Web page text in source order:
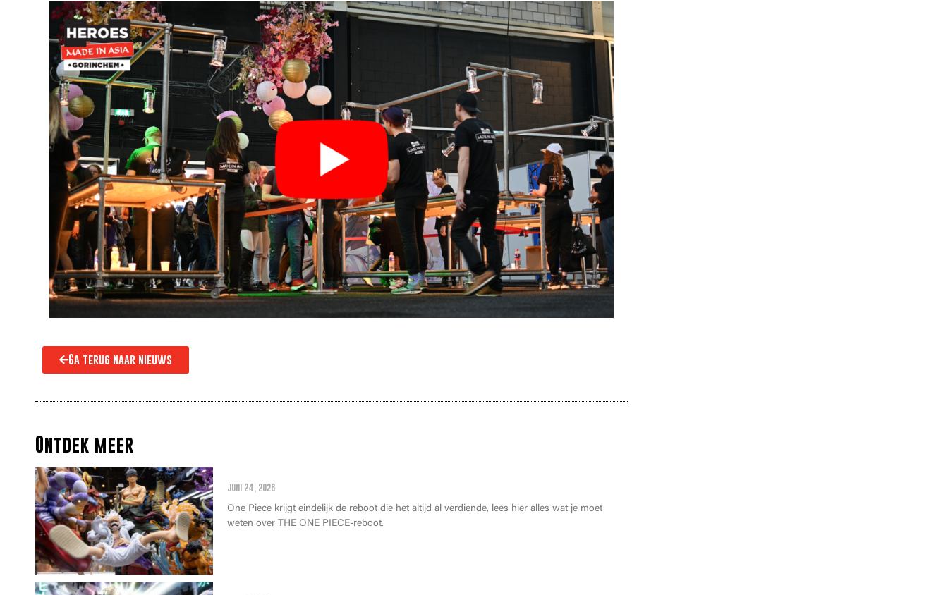
Ga terug naar nieuws
Ontdek meer
juni 24, 2026
One Piece krijgt eindelijk de reboot die het altijd al verdiende, lees hier alles wat je moet
weten over THE ONE PIECE-reboot.